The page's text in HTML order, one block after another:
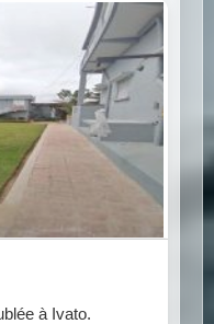
à Ivato.